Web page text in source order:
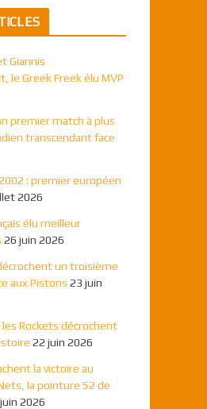
Giannis
Greek Freek élu MVP
premier match à plus
transcendant face
: premier européen
2026
élu meilleur
26 juin 2026
un troisième
aux Pistons 23 juin
Rockets décrochent
22 juin 2026
la victoire au
la pointure 52 de
2026